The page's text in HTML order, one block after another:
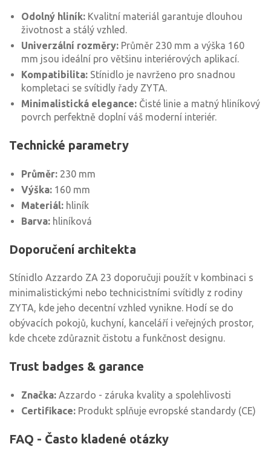
Odolný hliník: Kvalitní materiál garantuje dlouhou
životnost a stálý vzhled.
Univerzální rozměry: Průměr 230 mm a výška 160
mm jsou ideální pro většinu interiérových aplikací.
Kompatibilita: Stínidlo je navrženo pro snadnou
kompletaci se svítidly řady ZYTA.
Minimalistická elegance: Čisté linie a matný hliníkový
povrch perfektně doplní váš moderní interiér.
Technické parametry
Průměr: 230 mm
Výška: 160 mm
Materiál: hliník
Barva: hliníková
Doporučení architekta
Stínidlo Azzardo ZA 23 doporučuji použít v kombinaci s
minimalistickými nebo technicistními svítidly z rodiny
ZYTA, kde jeho decentní vzhled vynikne. Hodí se do
obývacích pokojů, kuchyní, kanceláří i veřejných prostor,
kde chcete zdůraznit čistotu a funkčnost designu.
Trust badges & garance
Značka: Azzardo - záruka kvality a spolehlivosti
Certifikace: Produkt splňuje evropské standardy (CE)
FAQ - Často kladené otázky